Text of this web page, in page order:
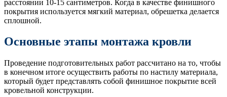
расстоянии 10-15 сантиметров. Когда в качестве финишного
покрытия используется мягкий материал, обрешетка делается
сплошной.
Основные этапы монтажа кровли
Проведение подготовительных работ рассчитано на то, чтобы
в конечном итоге осуществить работы по настилу материала,
который будет представлять собой финишное покрытие всей
кровельной конструкции.